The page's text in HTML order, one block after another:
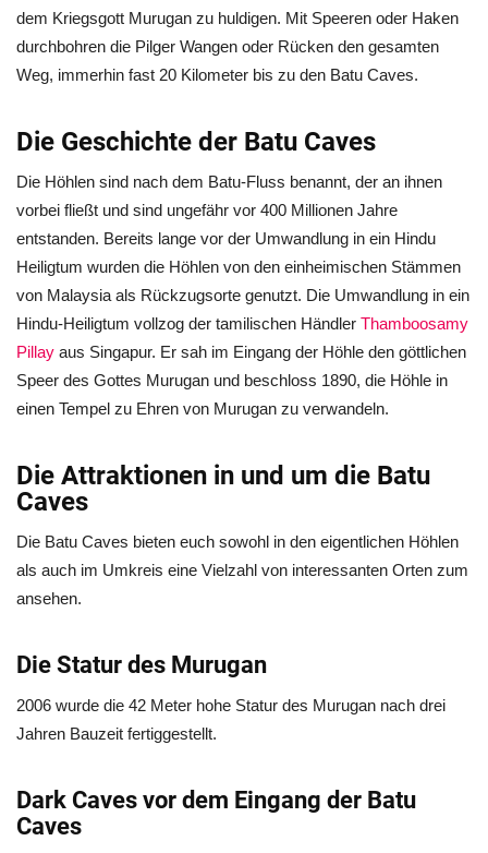
dem Kriegsgott Murugan zu huldigen. Mit Speeren oder Haken
durchbohren die Pilger Wangen oder Rücken den gesamten
Weg, immerhin fast 20 Kilometer bis zu den Batu Caves.
Die Geschichte der Batu Caves
Die Höhlen sind nach dem Batu-Fluss benannt, der an ihnen
vorbei fließt und sind ungefähr vor 400 Millionen Jahre
entstanden. Bereits lange vor der Umwandlung in ein Hindu
Heiligtum wurden die Höhlen von den einheimischen Stämmen
von Malaysia als Rückzugsorte genutzt. Die Umwandlung in ein
Hindu-Heiligtum vollzog der tamilischen Händler Thamboosamy
Pillay aus Singapur. Er sah im Eingang der Höhle den göttlichen
Speer des Gottes Murugan und beschloss 1890, die Höhle in
einen Tempel zu Ehren von Murugan zu verwandeln.
Die Attraktionen in und um die Batu
Caves
Die Batu Caves bieten euch sowohl in den eigentlichen Höhlen
als auch im Umkreis eine Vielzahl von interessanten Orten zum
ansehen.
Die Statur des Murugan
2006 wurde die 42 Meter hohe Statur des Murugan nach drei
Jahren Bauzeit fertiggestellt.
Dark Caves vor dem Eingang der Batu
Caves